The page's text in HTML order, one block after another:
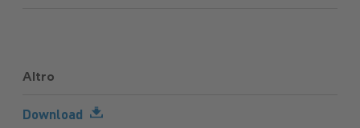
Altro
Download